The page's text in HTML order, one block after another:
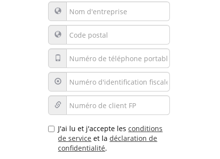
J'ai lu et j'accepte lesconditions
de service et ladéclaration de
confidentialité.